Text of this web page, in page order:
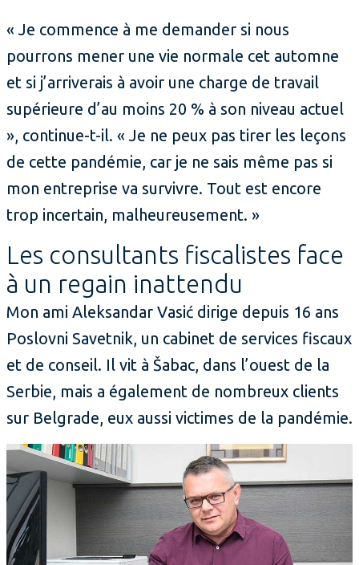
« Je commence à me demander si nous
pourrons mener une vie normale cet automne
et si j’arriverais à avoir une charge de travail
supérieure d’au moins 20 % à son niveau actuel
», continue-t-il. « Je ne peux pas tirer les leçons
de cette pandémie, car je ne sais même pas si
mon entreprise va survivre. Tout est encore
trop incertain, malheureusement. »
Les consultants fiscalistes face
à un regain inattendu
Mon ami Aleksandar Vasić dirige depuis 16 ans
Poslovni Savetnik, un cabinet de services fiscaux
et de conseil. Il vit à Šabac, dans l’ouest de la
Serbie, mais a également de nombreux clients
sur Belgrade, eux aussi victimes de la pandémie.